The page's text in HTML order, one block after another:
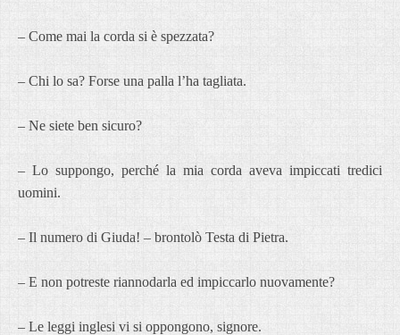
– Come mai la corda si è spezzata?
– Chi lo sa? Forse una palla l’ha tagliata.
– Ne siete ben sicuro?
– Lo suppongo, perché la mia corda aveva impiccati tredici
uomini.
– Il numero di Giuda! – brontolò Testa di Pietra.
– E non potreste riannodarla ed impiccarlo nuovamente?
– Le leggi inglesi vi si oppongono, signore.